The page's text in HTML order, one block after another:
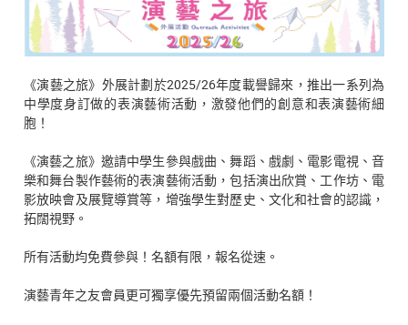
《演藝之旅》外展計劃於2025/26年度載譽歸來，推出一系列為
中學度身訂做的表演藝術活動，激發他們的創意和表演藝術細
胞！
《演藝之旅》邀請中學生參與戲曲、舞蹈、戲劇、電影電視、音
樂和舞台製作藝術的表演藝術活動，包括演出欣賞、工作坊、電
影放映會及展覽導賞等，增強學生對歷史、文化和社會的認識，
拓闊視野。
所有活動均免費參與！名額有限，報名從速。
演藝青年之友會員更可獨享優先預留兩個活動名額！